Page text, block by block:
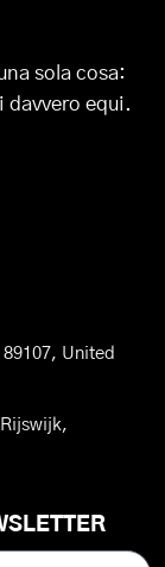
sola cosa:
equi.
United